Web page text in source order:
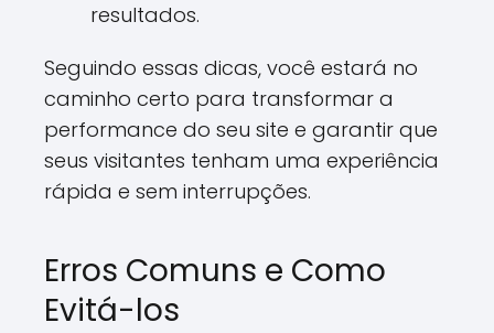
resultados.
Seguindo essas dicas, você estará no
caminho certo para transformar a
performance do seu site e garantir que
seus visitantes tenham uma experiência
rápida e sem interrupções.
Erros Comuns e Como
Evitá-los